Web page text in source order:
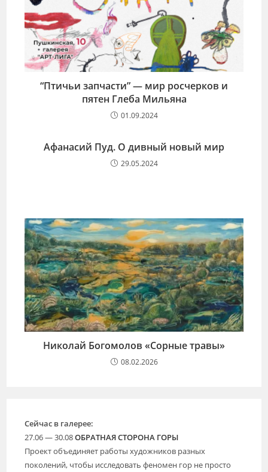
“Птичьи запчасти” — мир росчерков и
пятен Глеба Мильяна
01.09.2024
Афанасий Пуд. О дивный новый мир
29.05.2024
Николай Богомолов «Сорные травы»
08.02.2026
Сейчас в галерее:
27.06 — 30.08ОБРАТНАЯ СТОРОНА ГОРЫ
Проект объединяет работы художников разных
поколений, чтобы исследовать феномен гор не просто